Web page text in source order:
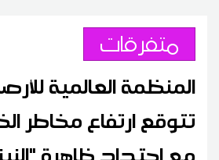
متفرقات
المنظمة العالمية
تتوقع ارتفاع مخاطر